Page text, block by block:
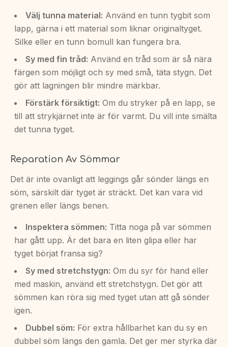
Välj tunna material: Använd en tunn tygbit som
lapp, gärna i ett material som liknar originaltyget.
Silke eller en tunn bomull kan fungera bra.
Sy med fin tråd: Använd en tråd som är så nära
färgen som möjligt och sy med små, täta stygn. Det
gör att lagningen blir mindre märkbar.
Förstärk försiktigt: Om du stryker på en lapp, se
till att strykjärnet inte är för varmt. Du vill inte smälta
det tunna tyget.
Reparation Av Sömmar
Det är inte ovanligt att leggings går sönder längs en
söm, särskilt där tyget är sträckt. Det kan vara vid
grenen eller längs benen.
Inspektera sömmen: Titta noga på var sömmen
har gått upp. Är det bara en liten glipa eller har
tyget börjat fransa sig?
Sy med stretchstygn: Om du syr för hand eller
med maskin, använd ett stretchstygn. Det gör att
sömmen kan röra sig med tyget utan att gå sönder
igen.
Dubbel söm: För extra hållbarhet kan du sy en
dubbel söm längs den gamla. Det ger mer styrka där